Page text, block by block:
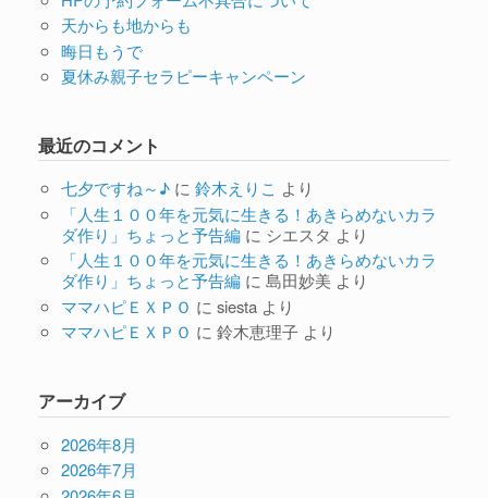
天からも地からも
晦日もうで
夏休み親子セラピーキャンペーン
最近のコメント
七夕ですね～♪に 鈴木えりこ より
「人生１００年を元気に生きる！あきらめないカラ
ダ作り」ちょっと予告編に シエスタ より
「人生１００年を元気に生きる！あきらめないカラ
ダ作り」ちょっと予告編に 島田妙美 より
ママハピＥＸＰＯ に siestaより
ママハピＥＸＰＯ に 鈴木恵理子より
アーカイブ
2026年8月
2026年7月